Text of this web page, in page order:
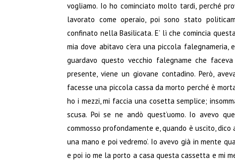
vogliamo. Io ho cominciato molto tardi, perché
lavorato come operaio, poi sono stato
confinato nella Basilicata. E’ lì che comincia
mia dove abitavo c’era una piccola
guardavo questo vecchio falegname che
presente, viene un giovane contadino. Però,
facesse una piccola cassa da morto perché è
ho i mezzi, mi faccia una cosetta semplice;
scusa. Poi se ne andò quest’uomo. Io avevo
commosso profondamente e, quando è uscito,
una mano e poi vedremo’. Io avevo già in mente
e poi io me la porto a casa questa cassetta e mi